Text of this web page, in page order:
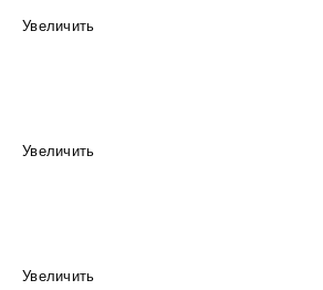
Увеличить
Увеличить
Увеличить